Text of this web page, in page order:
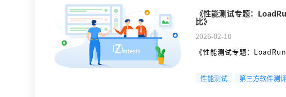
《性能测试专题：
比》
2026-02-10
《性能测试专题：
性能测试 第三方软件测